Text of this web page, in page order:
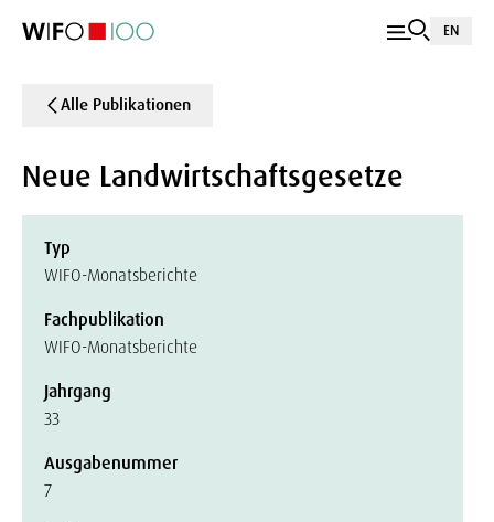
EN
Alle Publikationen
Neue Landwirtschaftsgesetze
Typ
WIFO-Monatsberichte
Fachpublikation
WIFO-Monatsberichte
Jahrgang
33
Ausgabenummer
7